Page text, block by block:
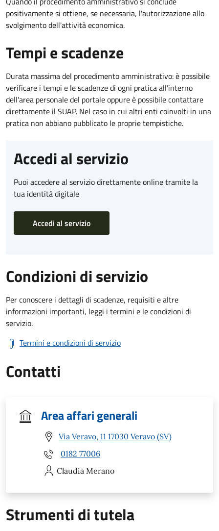
positivamente si ottiene, se necessaria, l'autorizzazione allo
svolgimento dell'attività economica.
Tempi e scadenze
Durata massima del procedimento amministrativo: è possibile
verificare i tempi e le scadenze di ogni pratica all'interno
dell'area personale del portale oppure è possibile contattare
direttamente il SUAP. Nel caso in cui altri enti coinvolti in una
pratica non abbiano pubblicato le proprie tempistiche.
Accedi al servizio
Puoi accedere al servizio direttamente online tramite la
tua identità digitale
Accedi al servizio
Condizioni di servizio
Per conoscere i dettagli di scadenze, requisiti e altre
informazioni importanti, leggi i termini e le condizioni di
servizio.
Termini e condizioni di servizio
Contatti
Area affari generali
Via Veravo, 11 17030 Veravo (SV)
0182 77006
Claudia Merano
Strumenti di tutela